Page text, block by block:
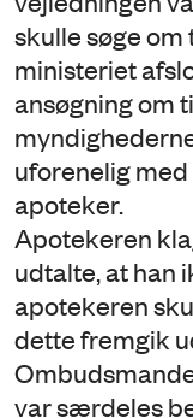
skulle søge om
ministeriet
ansøgning om
uforenelig
apoteker.
Apotekeren
udtalte, at han
apotekeren
dette fremgik
var særdeles